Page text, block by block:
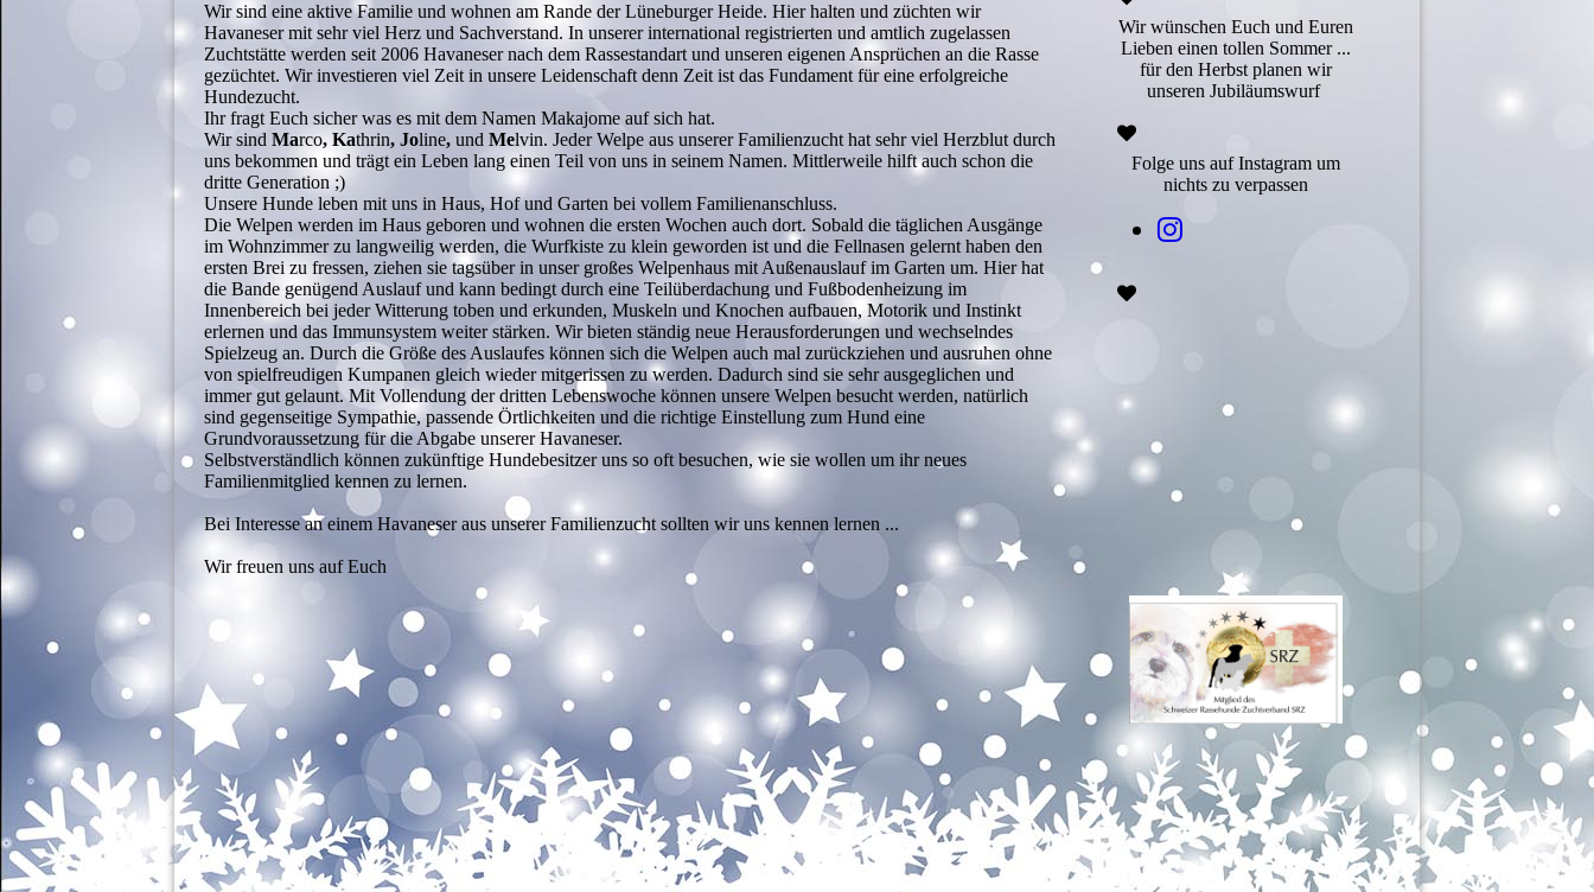
Wir sind eine aktive Familie und wohnen am Rande der Lüneburger Heide. Hier halten und züchten wir
Havaneser mit sehr viel Herz und Sachverstand. In unserer international registrierten und amtlich zugelassen
Zuchtstätte werden seit 2006 Havaneser nach dem Rassestandart und unseren eigenen Ansprüchen an die Rasse
gezüchtet. Wir investieren viel Zeit in unsere Leidenschaft denn Zeit ist das Fundament für eine erfolgreiche
Hundezucht.
Ihr fragt Euch sicher was es mit dem Namen Makajome auf sich hat.
Wir sind Marco, Kathrin, Joline, und Melvin. Jeder Welpe aus unserer Familienzucht hat sehr viel Herzblut durch
uns bekommen und trägt ein Leben lang einen Teil von uns in seinem Namen. Mittlerweile hilft auch schon die
dritte Generation ;)
Unsere Hunde leben mit uns in Haus, Hof und Garten bei vollem Familienanschluss.
Die Welpen werden im Haus geboren und wohnen die ersten Wochen auch dort. Sobald die täglichen Ausgänge
im Wohnzimmer zu langweilig werden, die Wurfkiste zu klein geworden ist und die Fellnasen gelernt haben den
ersten Brei zu fressen, ziehen sie tagsüber in unser großes Welpenhaus mit Außenauslauf im Garten um. Hier hat
die Bande genügend Auslauf und kann bedingt durch eine Teilüberdachung und Fußbodenheizung im
Innenbereich bei jeder Witterung toben und erkunden, Muskeln und Knochen aufbauen, Motorik und Instinkt
erlernen und das Immunsystem weiter stärken. Wir bieten ständig neue Herausforderungen und wechselndes
Spielzeug an. Durch die Größe des Auslaufes können sich die Welpen auch mal zurückziehen und ausruhen ohne
von spielfreudigen Kumpanen gleich wieder mitgerissen zu werden. Dadurch sind sie sehr ausgeglichen und
immer gut gelaunt. Mit Vollendung der dritten Lebenswoche können unsere Welpen besucht werden, natürlich
sind gegenseitige Sympathie, passende Örtlichkeiten und die richtige Einstellung zum Hund eine
Grundvoraussetzung für die Abgabe unserer Havaneser.
Selbstverständlich können zukünftige Hundebesitzer uns so oft besuchen, wie sie wollen um ihr neues
Familienmitglied kennen zu lernen.
Bei Interesse an einem Havaneser aus unserer Familienzucht sollten wir uns kennen lernen ...
Wir freuen uns auf Euch
Wir wünschen Euch und Euren
Lieben einen tollen Sommer ...
für den Herbst planen wir
unseren Jubiläumswurf
Folge uns auf Instagram um
nichts zu verpassen